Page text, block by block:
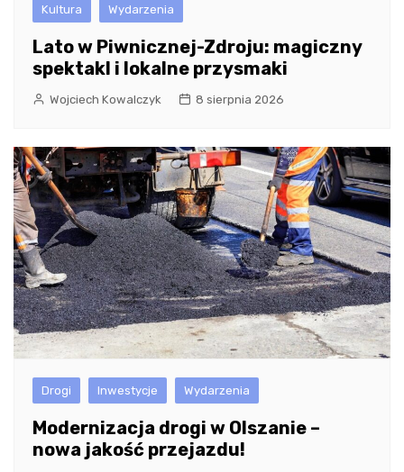
Kultura Wydarzenia
Lato w Piwnicznej-Zdroju: magiczny
spektakl i lokalne przysmaki
Wojciech Kowalczyk 8 sierpnia 2026
Drogi Inwestycje Wydarzenia
Modernizacja drogi w Olszanie –
nowa jakość przejazdu!